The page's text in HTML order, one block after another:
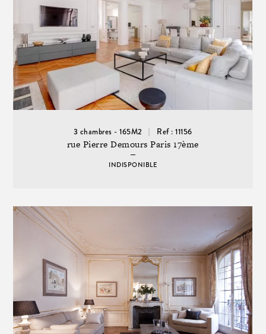
3 chambres - 165M2 Ref : 11156
rue Pierre Demours Paris 17ème
INDISPONIBLE